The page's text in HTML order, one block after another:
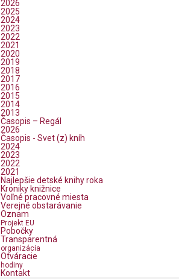
2026
2025
2024
2023
2022
2021
2020
2019
2018
2017
2016
2015
2014
2013
Časopis – Regál
2026
Časopis - Svet (z) kníh
2024
2023
2022
2021
Najlepšie detské knihy roka
Kroniky knižnice
Voľné pracovné miesta
Verejné obstarávanie
Oznam
Projekt EU
Pobočky
Transparentná
organizácia
Otváracie
hodiny
Kontakt